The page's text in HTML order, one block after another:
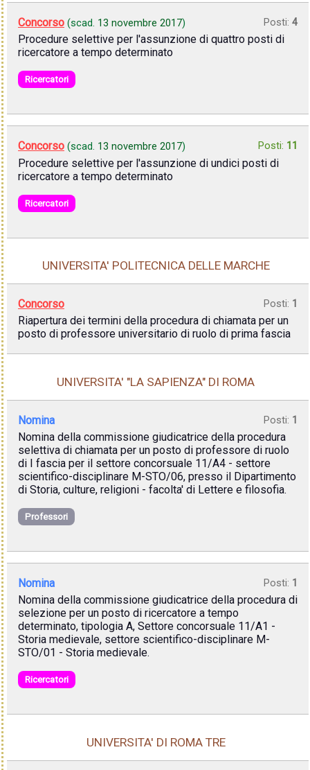
Concorso (scad. 13 novembre 2017) Posti: 4
Procedure selettive per l'assunzione di quattro posti di
ricercatore a tempo determinato
Ricercatori
Concorso (scad. 13 novembre 2017) Posti: 11
Procedure selettive per l'assunzione di undici posti di
ricercatore a tempo determinato
Ricercatori
UNIVERSITA' POLITECNICA DELLE MARCHE
Concorso Posti: 1
Riapertura dei termini della procedura di chiamata per un
posto di professore universitario di ruolo di prima fascia
UNIVERSITA' "LA SAPIENZA" DI ROMA
Nomina Posti: 1
Nomina della commissione giudicatrice della procedura
selettiva di chiamata per un posto di professore di ruolo
di I fascia per il settore concorsuale 11/A4 - settore
scientifico-disciplinare M-STO/06, presso il Dipartimento
di Storia, culture, religioni - facolta' di Lettere e filosofia.
Professori
Nomina Posti: 1
Nomina della commissione giudicatrice della procedura di
selezione per un posto di ricercatore a tempo
determinato, tipologia A, Settore concorsuale 11/A1 -
Storia medievale, settore scientifico-disciplinare M-
STO/01 - Storia medievale.
Ricercatori
UNIVERSITA' DI ROMA TRE